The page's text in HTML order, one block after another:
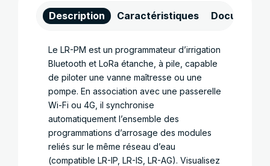
Description Caractéristiques Documents
Le LR-PM est un programmateur d’irrigation
Bluetooth et LoRa étanche, à pile, capable
de piloter une vanne maîtresse ou une
pompe. En association avec une passerelle
Wi-Fi ou 4G, il synchronise
automatiquement l’ensemble des
programmations d’arrosage des modules
reliés sur le même réseau d’eau
(compatible LR-IP, LR-IS, LR-AG). Visualisez